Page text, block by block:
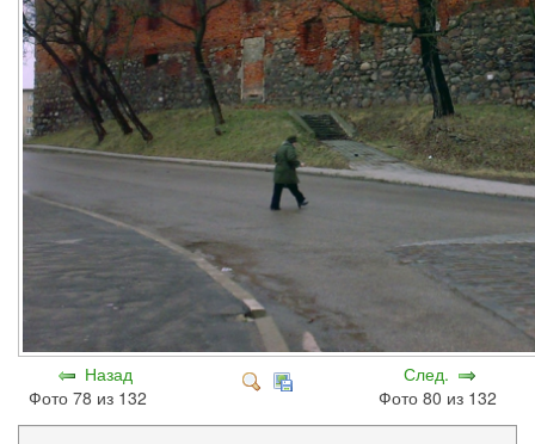
Назад
Фото 78 из 132
След.
Фото 80 из 132